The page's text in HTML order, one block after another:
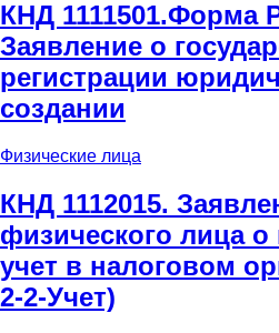
КНД 1111501.Форма
Заявление о
регистрации
создании
Физические лица
КНД 1112015.
физического лица о
учет в налоговом
2-2-Учет)